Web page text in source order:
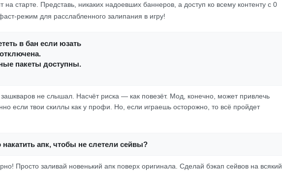
на старте. Представь, никаких надоевших баннеров, а доступ ко всему контенту с 0
режим для расслабленного залипания в игру!
в бан если юзать
пакеты доступны.
зашкваров не слышал. Насчёт риска — как повезёт. Мод, конечно, может привлечь
если твои скиллы как у профи. Но, если играешь осторожно, то всё пройдет
накатить апк, чтобы не слетели сейвы?
Просто заливай новенький апк поверх оригинала. Сделай бэкап сейвов на всякий